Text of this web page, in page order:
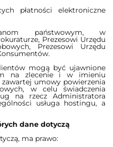
płatności elektroniczne
państwowym, w
Prezesowi Urzędu
Prezesowi Urzędu
mogą być ujawnione
na zlecenie i w imieniu
umowy powierzenia
w celu świadczenia
na rzecz Administratora
usługa hostingu, a
dane dotyczą
ma prawo: